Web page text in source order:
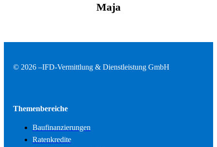
Maja
© 2026 –IFD-Vermittlung & Dienstleistung GmbH
Themenbereiche
Baufinanzierungen
Ratenkredite